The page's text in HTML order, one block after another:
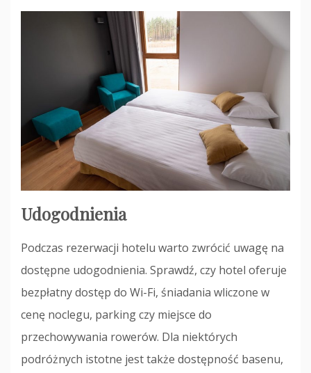
Udogodnienia
Podczas rezerwacji hotelu warto zwrócić uwagę na
dostępne udogodnienia. Sprawdź, czy hotel oferuje
bezpłatny dostęp do Wi-Fi, śniadania wliczone w
cenę noclegu, parking czy miejsce do
przechowywania rowerów. Dla niektórych
podróżnych istotne jest także dostępność basenu,